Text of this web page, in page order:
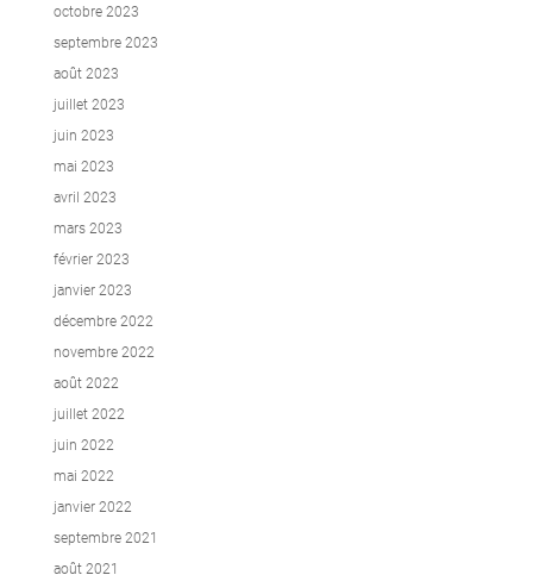
octobre 2023
septembre 2023
août 2023
juillet 2023
juin 2023
mai 2023
avril 2023
mars 2023
février 2023
janvier 2023
décembre 2022
novembre 2022
août 2022
juillet 2022
juin 2022
mai 2022
janvier 2022
septembre 2021
août 2021